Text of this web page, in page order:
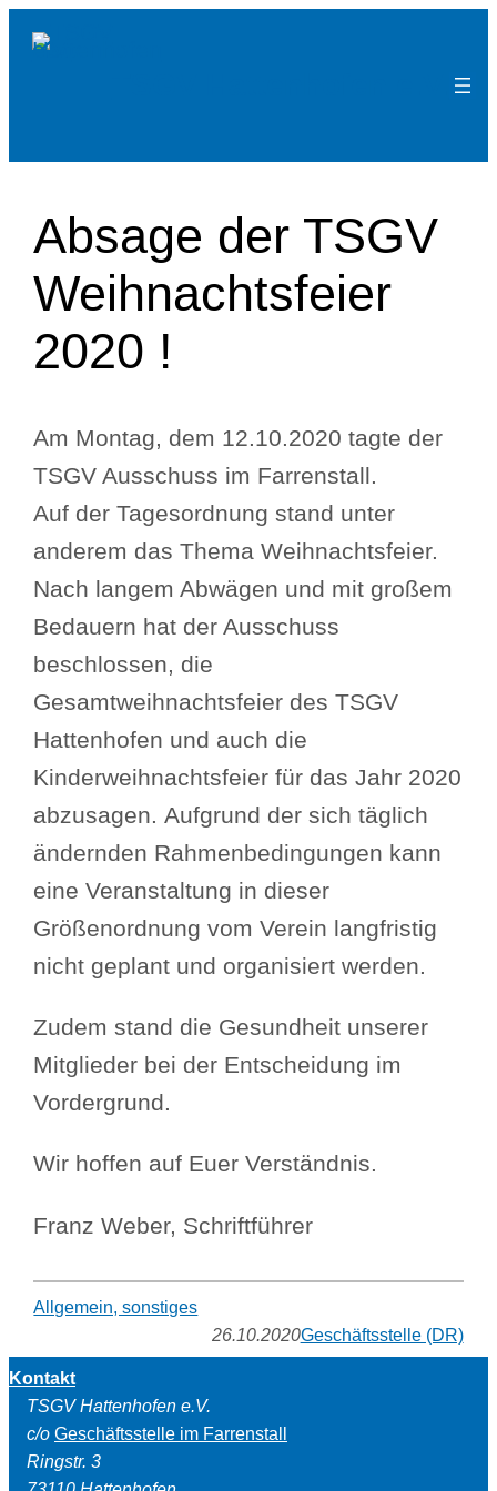
Zum
Absage der TSGV
Weihnachtsfeier
2020 !
Am Montag, dem 12.10.2020 tagte der
TSGV Ausschuss im Farrenstall.
Auf der Tagesordnung stand unter
anderem das Thema Weihnachtsfeier.
Nach langem Abwägen und mit großem
Bedauern hat der Ausschuss
beschlossen, die
Gesamtweihnachtsfeier des TSGV
Hattenhofen und auch die
Kinderweihnachtsfeier für das Jahr 2020
abzusagen. Aufgrund der sich täglich
ändernden Rahmenbedingungen kann
eine Veranstaltung in dieser
Größenordnung vom Verein langfristig
nicht geplant und organisiert werden.
Zudem stand die Gesundheit unserer
Mitglieder bei der Entscheidung im
Vordergrund.
Wir hoffen auf Euer Verständnis.
Franz Weber, Schriftführer
Allgemein, sonstiges
26.10.2020Geschäftsstelle (DR)
Kontakt
TSGV Hattenhofen e.V.
c/o Geschäftsstelle im Farrenstall
Ringstr. 3